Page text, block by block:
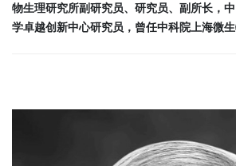
物生理研究所副研究员、研究员、副所长，
学卓越创新中心研究员，曾任中科院上海微